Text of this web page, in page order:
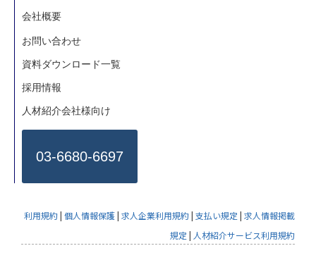
会社概要
お問い合わせ
資料ダウンロード一覧
採用情報
人材紹介会社様向け
03-6680-6697
利用規約| 個人情報保護| 求人企業利用規約| 支払い規定 | 求人情報掲載
規定 | 人材紹介サービス利用規約